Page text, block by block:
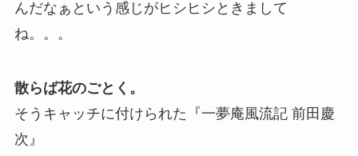
んだなぁという感じがヒシヒシときまして
ね。。。
散らば花のごとく。
そうキャッチに付けられた『一夢庵風流記 前田慶
次』